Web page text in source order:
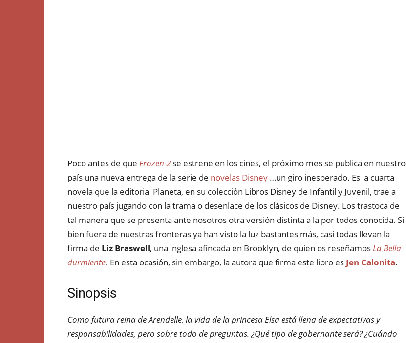
Poco antes de que Frozen 2 se estrene en los cines, el próximo mes se publica en nuestro
país una nueva entrega de la serie de novelas Disney …un giro inesperado. Es la cuarta
novela que la editorial Planeta, en su colección Libros Disney de Infantil y Juvenil, trae a
nuestro país jugando con la trama o desenlace de los clásicos de Disney. Los trastoca de
tal manera que se presenta ante nosotros otra versión distinta a la por todos conocida. Si
bien fuera de nuestras fronteras ya han visto la luz bastantes más, casi todas llevan la
firma de Liz Braswell, una inglesa afincada en Brooklyn, de quien os reseñamosLa Bella
durmiente. En esta ocasión, sin embargo, la autora que firma este libro es Jen Calonita.
Sinopsis
Como futura reina de Arendelle, la vida de la princesa Elsa está llena de expectativas y
responsabilidades, pero sobre todo de preguntas. ¿Qué tipo de gobernante será? ¿Cuándo